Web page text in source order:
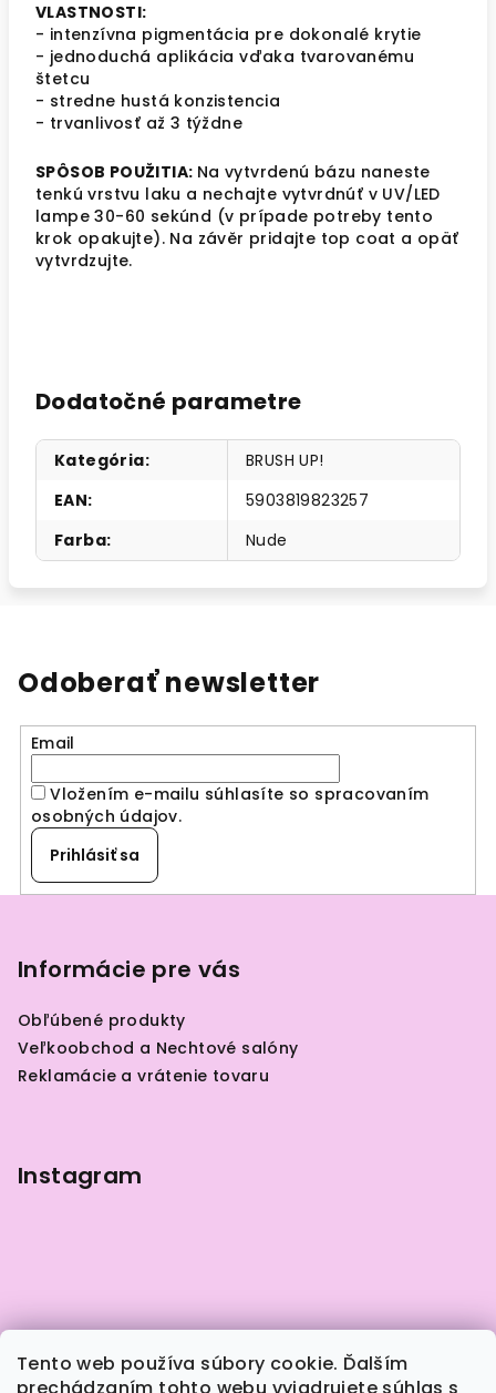
Tento web používa súbory cookie. Ďalším
VLASTNOSTI:
- intenzívna pigmentácia pre dokonalé krytie
- jednoduchá aplikácia vďaka tvarovanému
štetcu
- stredne hustá konzistencia
- trvanlivosť až 3 týždne
SPÔSOB POUŽITIA: Na vytvrdenú bázu naneste
tenkú vrstvu laku a nechajte vytvrdnúť v UV/LED
lampe 30-60 sekúnd (v prípade potreby tento
krok opakujte). Na závěr pridajte top coat a opäť
vytvrdzujte.
Dodatočné parametre
Kategória:
BRUSH UP!
EAN:
5903819823257
Farba: Nude
Odoberať newsletter
Email
Vložením e-mailu súhlasíte so spracovaním
osobných údajov.
Prihlásiť sa
Informácie pre vás
Obľúbené produkty
Veľkoobchod a Nechtové salóny
Reklamácie a vrátenie tovaru
Instagram